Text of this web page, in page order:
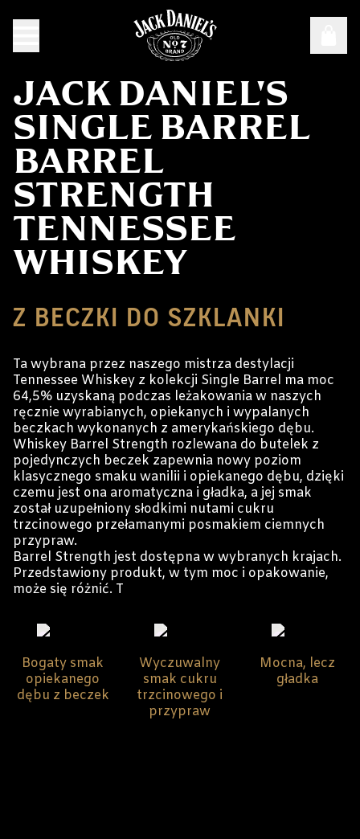
JACK DANIEL'S
SINGLE BARREL
BARREL
STRENGTH
TENNESSEE
WHISKEY
Z BECZKI DO SZKLANKI
Ta wybrana przez naszego mistrza destylacji
Tennessee Whiskey z kolekcji Single Barrel ma moc
64,5% uzyskaną podczas leżakowania w naszych
ręcznie wyrabianych, opiekanych i wypalanych
beczkach wykonanych z amerykańskiego dębu.
Whiskey Barrel Strength rozlewana do butelek z
pojedynczych beczek zapewnia nowy poziom
klasycznego smaku wanilii i opiekanego dębu, dzięki
czemu jest ona aromatyczna i gładka, a jej smak
został uzupełniony słodkimi nutami cukru
trzcinowego przełamanymi posmakiem ciemnych
przypraw.
Barrel Strength jest dostępna w wybranych krajach.
Przedstawiony produkt, w tym moc i opakowanie,
może się różnić. T
Bogaty smak
opiekanego
dębu z beczek
Wyczuwalny
smak cukru
trzcinowego i
przypraw
Mocna, lecz
gładka